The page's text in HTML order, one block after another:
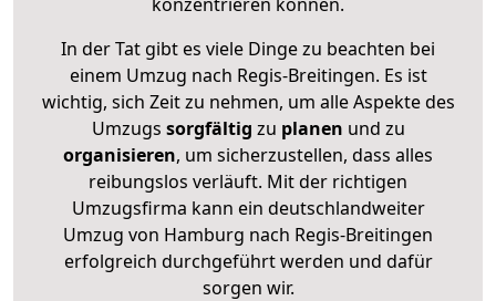
In der Tat gibt es viele Dinge zu beachten bei
einem Umzug nach Regis-Breitingen. Es ist
wichtig, sich Zeit zu nehmen, um alle Aspekte des
Umzugs sorgfältig zu planen und zu
organisieren, um sicherzustellen, dass alles
reibungslos verläuft. Mit der richtigen
Umzugsfirma kann ein deutschlandweiter
Umzug von Hamburg nach Regis-Breitingen
erfolgreich durchgeführt werden und dafür
sorgen wir.